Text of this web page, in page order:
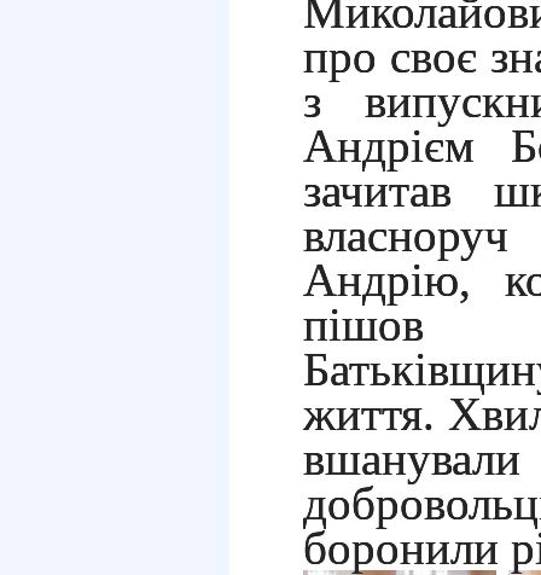
про своє
з
Андрієм
зачитав
власноруч
Андрію,
пішов
життя.
боронили